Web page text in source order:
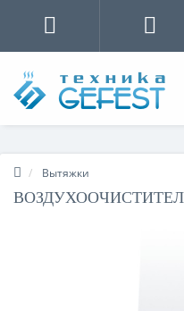
Вытяжки
ВОЗДУХООЧИСТИТЕЛЬ